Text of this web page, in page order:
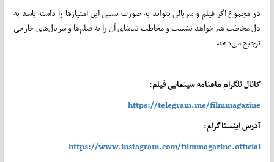
در مجموع اگر فیلم و سریالی بتواند به صورت نسبی این امتیازها را داشته باشد به
دل مخاطب هم خواهد نشست و مخاطب تماشای آن را به فیلم‌ها و سریال‌های خارجی
ترجیح می‌دهد.
کانال تلگرام ماهنامه سینمایی فیلم:
https://telegram.me/filmmagazine
آدرس اینستاگرام:
https://www.instagram.com/filmmagazine.official